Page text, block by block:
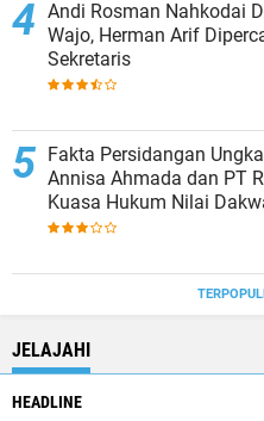
Andi Rosman Nahkodai
Wajo, Herman Arif
Sekretaris
Fakta Persidangan
Annisa Ahmada dan PT
Kuasa Hukum Nilai
Asmar Lambo Tidak
JELAJAHI
HEADLINE